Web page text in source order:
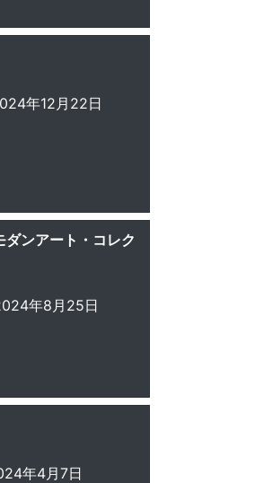
年12月22日
ンアート・コレク
年8月25日
年4月7日